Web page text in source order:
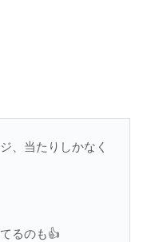
、当たりしかなく
るのも👍